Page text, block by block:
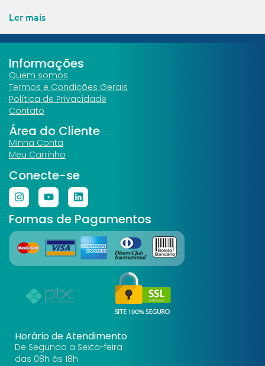
Ler mais
Informações
Quem somos
Termos e Condições Gerais
Política de Privacidade
Contato
Área do Cliente
Minha Conta
Meu Carrinho
Conecte-se
Formas de Pagamentos
Horário de Atendimento
De Segunda a Sexta-feira
das 08h às 18h